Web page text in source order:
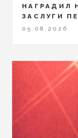
НАГРАДИЛ
ЗАСЛУГИ
05.08.2026